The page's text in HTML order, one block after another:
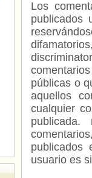
Los
publicados
públicas o
aquellos
cualquier
usuario es